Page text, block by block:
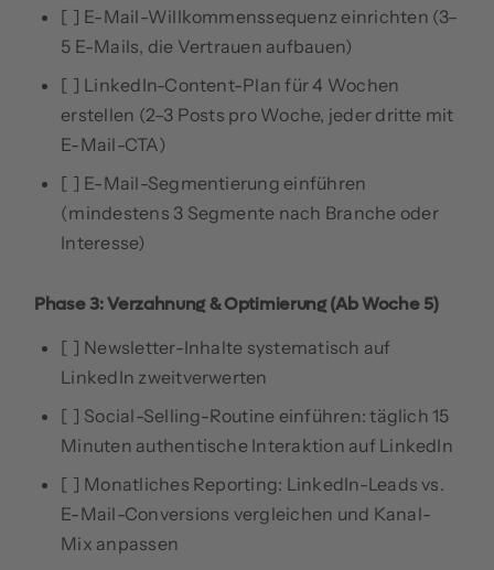
[ ] E-Mail-Willkommenssequenz einrichten (3–
5 E-Mails, die Vertrauen aufbauen)
[ ] LinkedIn-Content-Plan für 4 Wochen
erstellen (2–3 Posts pro Woche, jeder dritte mit
E-Mail-CTA)
[ ] E-Mail-Segmentierung einführen
(mindestens 3 Segmente nach Branche oder
Interesse)
Phase 3: Verzahnung & Optimierung (ab Woche 5)
[ ] Newsletter-Inhalte systematisch auf
LinkedIn zweitverwerten
[ ] Social-Selling-Routine einführen: täglich 15
Minuten authentische Interaktion auf LinkedIn
[ ] Monatliches Reporting: LinkedIn-Leads vs.
E-Mail-Conversions vergleichen und Kanal-
Mix anpassen